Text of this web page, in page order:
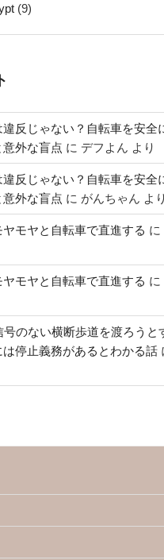
(9)
反じゃない？自転車を安全
外な盲点 に デフよん より
反じゃない？自転車を安全
外な盲点 に がんちゃん より
モヤと自転車で直進する に
モヤと自転車で直進する に
号のない横断歩道を渡ろうと
停止義務があるとわかる話